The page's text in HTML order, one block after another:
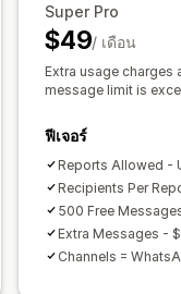
รายงานที่กำหนดเอง
Super Pro
$49/ เดือน
Extra usage charges
message limit is
ฟีเจอร์
Reports Allowed -
Recipients Per
500 Free
Extra Messages -
Channels =